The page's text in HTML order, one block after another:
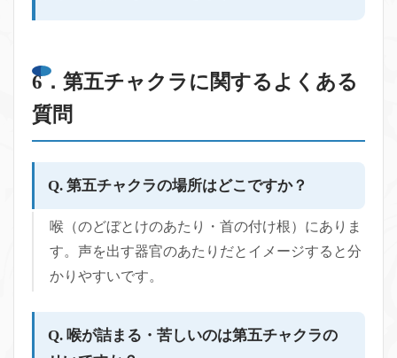
6．第五チャクラに関するよくある
質問
Q. 第五チャクラの場所はどこですか？
喉（のどぼとけのあたり・首の付け根）にありま
す。声を出す器官のあたりだとイメージすると分
かりやすいです。
Q. 喉が詰まる・苦しいのは第五チャクラの